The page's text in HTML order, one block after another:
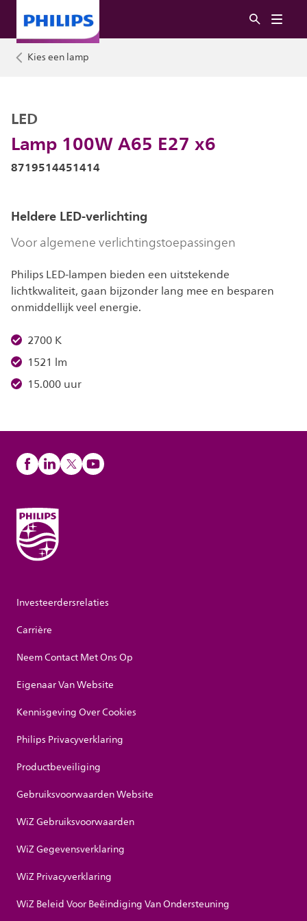
Kies een lamp
Lamp 100W A65 E27 x6
LED
8719514451414
Heldere LED-verlichting
Voor algemene verlichtingstoepassingen
Philips LED-lampen bieden een uitstekende
lichtkwaliteit, gaan bijzonder lang mee en besparen
onmiddellijk veel energie.
2700 K
1521 lm
15.000 uur
Investeerdersrelaties
Carrière
Neem Contact Met Ons Op
Eigenaar Van Website
Kennisgeving Over Cookies
Philips Privacyverklaring
Productbeveiliging
Gebruiksvoorwaarden Website
WiZ Gebruiksvoorwaarden
WiZ Gegevensverklaring
WiZ Privacyverklaring
WiZ Beleid Voor Beëindiging Van Ondersteuning